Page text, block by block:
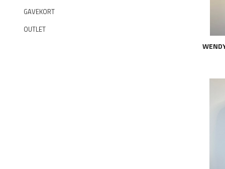
GAVEKORT
OUTLET